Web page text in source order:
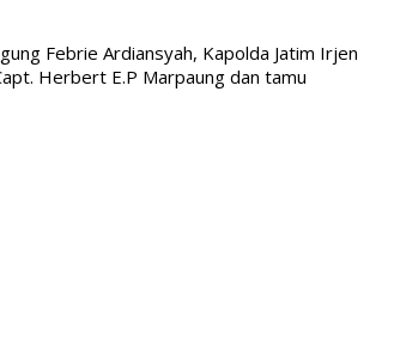
Febrie Ardiansyah, Kapolda Jatim Irjen
Herbert E.P Marpaung dan tamu